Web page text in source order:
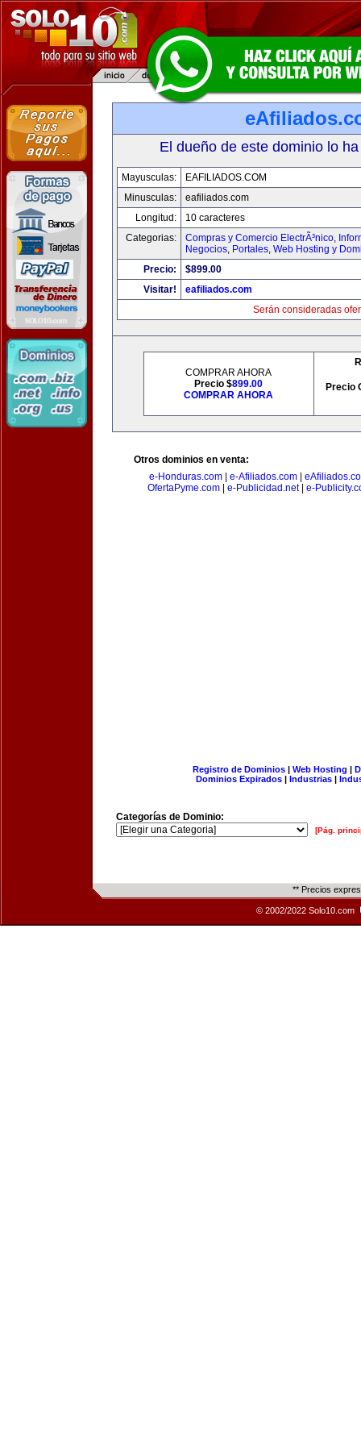
El dueño de este dominio lo
Mayusculas:
EAFILIADOS.COM
Minusculas:
eafiliados.com
Longitud:
10 caracteres
Categorias:
Compras y Comercio ElectrÃ³nico,
Negocios, Portales, Web Hosting y
Precio:
$899.00
Visitar!
eafiliados.com
Serán consideradas
COMPRAR AHORA
Precio $899.00
COMPRAR AHORA
Precio
Otros dominios en venta:
e-Honduras.com| e-Afiliados.com|
OfertaPyme.com| e-Publicidad.net| e-
Registro de Dominios| Web Hosting |
Dominios Expirados | Industrias |
Categorías de Dominio:
[Pág.
** Precios
© 2002/2022 Solo10.com